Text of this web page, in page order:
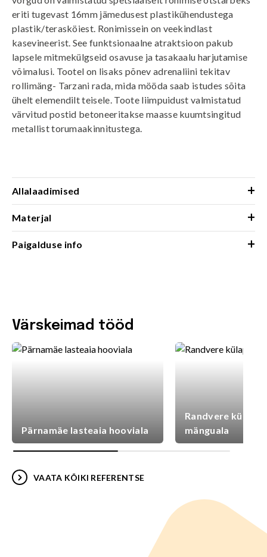
eriti tugevast 16mm jämedusest plastikühendustega
plastik/terasköiest. Ronimissein on veekindlast
kasevineerist. See funktsionaalne atraktsioon pakub
lapsele mitmekülgseid osavuse ja tasakaalu harjutamise
võimalusi. Tootel on lisaks põnev adrenaliini tekitav
rollimäng- Tarzani rada, mida mööda saab istudes sõita
ühelt elemendilt teisele. Toote liimpuidust valmistatud
värvitud postid betoneeritakse maasse kuumtsingitud
metallist torumaakinnitustega.
Allalaadimised +
Materjal +
Paigalduse info +
Värskeimad tööd
Pärnamäe lasteaia hooviala
Randvere
mänguala
VAATA KÕIKI REFERENTSE